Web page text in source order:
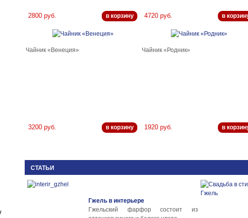
2800 руб. в корзину 4720 руб. в
Чайник «Венеция»
3200 руб. в корзину
Чайник «Родник»
1920 руб. в
СТАТЬИ
Гжель в интерьере
Гжельский фарфор состоит из